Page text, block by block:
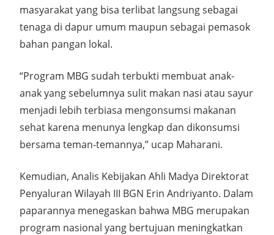
masyarakat yang bisa terlibat langsung sebagai
tenaga di dapur umum maupun sebagai pemasok
bahan pangan lokal.
“Program MBG sudah terbukti membuat anak-
anak yang sebelumnya sulit makan nasi atau sayur
menjadi lebih terbiasa mengonsumsi makanan
sehat karena menunya lengkap dan dikonsumsi
bersama teman-temannya,” ucap Maharani.
Kemudian, Analis Kebijakan Ahli Madya Direktorat
Penyaluran Wilayah III BGN Erin Andriyanto. Dalam
paparannya menegaskan bahwa MBG merupakan
program nasional yang bertujuan meningkatkan